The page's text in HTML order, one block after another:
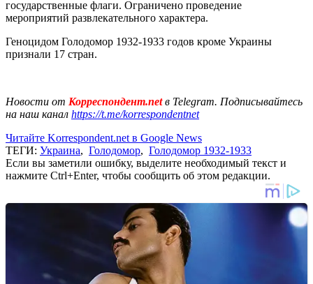
государственные флаги. Ограничено проведение
мероприятий развлекательного характера.
Геноцидом Голодомор 1932-1933 годов кроме Украины
признали 17 стран.
Новости от Корреспондент.netв Telegram. Подписывайтесь
на наш канал https://t.me/korrespondentnet
Читайте Korrespondent.net в Google News
ТЕГИ: Украина, Голодомор, Голодомор 1932-1933
Если вы заметили ошибку, выделите необходимый текст и
нажмите Ctrl+Enter, чтобы сообщить об этом редакции.